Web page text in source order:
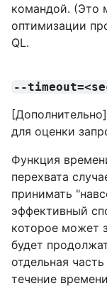
командой. (Это
оптимизации
QL.
--
для оценки
Функция
перехвата
принимать
эффективный
которое может
будет
отдельная
течение